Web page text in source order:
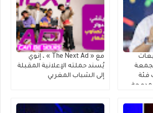
فئة
مع « The Next Ad » ، إنوي
يُسند حملته الإعلانية المقبلة
إلى الشباب المغربي